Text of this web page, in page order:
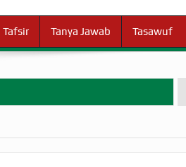
Tafsir Tanya Jawab Tasawuf